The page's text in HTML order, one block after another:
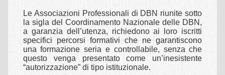
EVENTI
Shiatsu presentazioni gratuite
ESPERIENZE
Shiatsu & Bambini – Ragazzi
Le Associazioni Professionali di DBN riunite sotto
la sigla del Coordinamento Nazionale delle DBN,
a garanzia dell’utenza, richiedono ai loro iscritti
specifici percorsi formativi che ne garantiscono
una formazione seria e controllabile, senza che
questo venga presentato come un’inesistente
“autorizzazione” di tipo istituzionale.